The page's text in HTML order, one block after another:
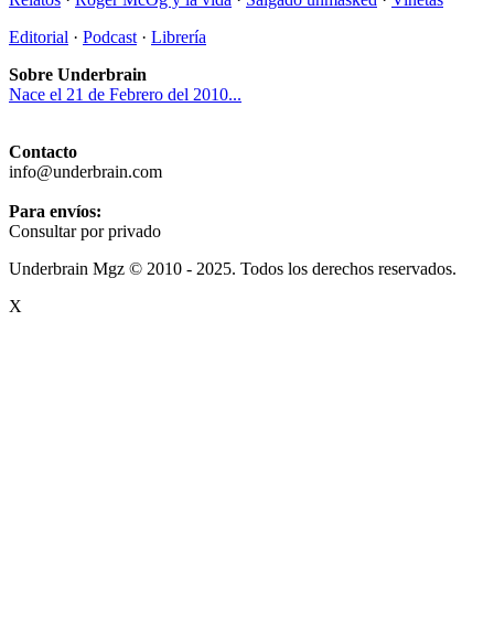
Editorial · Podcast · Librería
Sobre Underbrain
Nace el 21 de Febrero del 2010...
Contacto
info@underbrain.com
Para envíos:
Consultar por privado
Underbrain Mgz © 2010 - 2025. Todos los derechos reservados.
X